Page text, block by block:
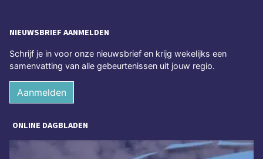
NIEUWSBRIEF AANMELDEN
Schrijf je in voor onze nieuwsbrief en krijg wekelijks een
samenvatting van alle gebeurtenissen uit jouw regio.
Aanmelden
ONLINE DAGBLADEN